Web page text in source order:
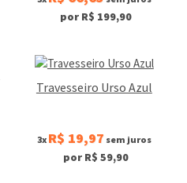
por R$ 199,90
Travesseiro Urso Azul
3x R$ 19,97 sem juros
por R$ 59,90